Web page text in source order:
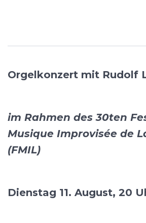
Orgelkonzert mit Rudolf
im Rahmen des 30ten
Musique Improvisée de
(FMIL)
Dienstag 11. August, 20